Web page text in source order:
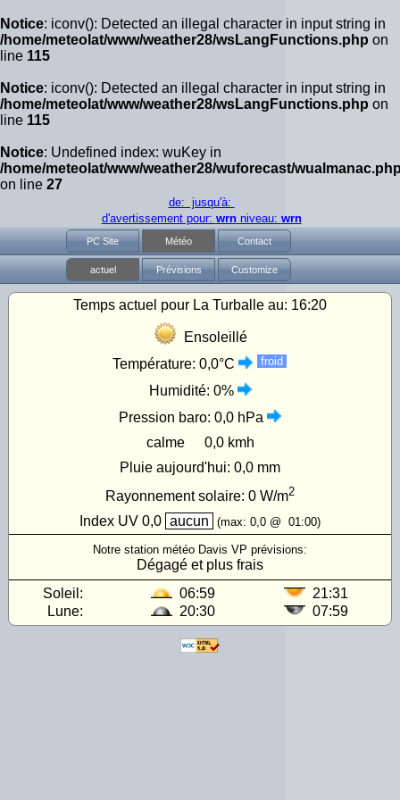
Notice: iconv(): Detected an illegal character in input string in
/home/meteolat/www/weather28/wsLangFunctions.php on
line 115
Notice: iconv(): Detected an illegal character in input string in
/home/meteolat/www/weather28/wsLangFunctions.php on
line 115
Notice: Undefined index: wuKey in
/home/meteolat/www/weather28/wuforecast/
on line 27
de: jusqu'à:
d'avertissement pour: wrnniveau: wrn
PC Site Météo Contact
actuel Prévisions Customize
Temps actuel pour La Turballe au: 16:20
Ensoleillé
Température: 0,0°C froid
Humidité: 0%
Pression baro: 0,0 hPa
calme
0,0 kmh
Pluie aujourd'hui: 0,0 mm
Rayonnement solaire: 0 W/m2
Index UV 0,0 aucun (max: 0,0 @ 01:00)
Notre station météo Davis VP prévisions:
Dégagé et plus frais
Soleil:
06:59
21:31
Lune:
20:30 07:59